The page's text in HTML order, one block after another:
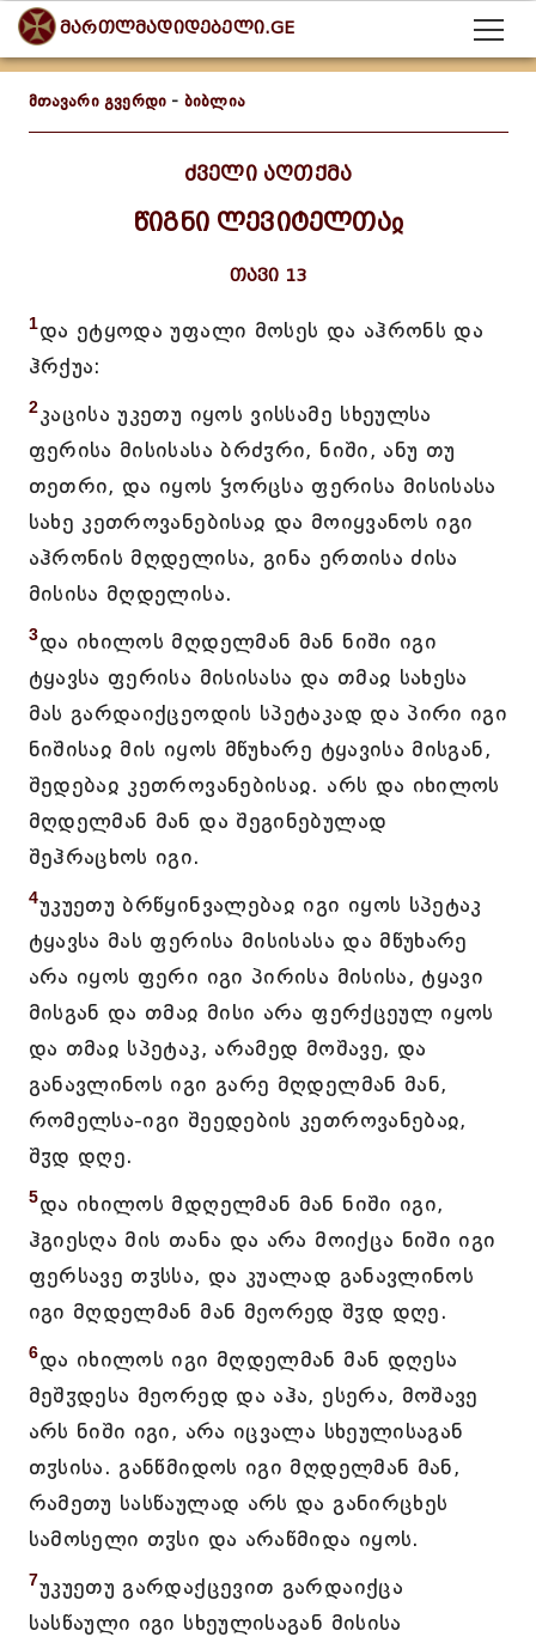
მართლმადიდებელი.GE
მთავარი გვერდი - ბიბლია
ძველი აღთქმა
წიგნი ლევიტელთაჲ
თავი 13
1და ეტყოდა უფალი მოსეს და აჰრონს და
ჰრქუა:
2კაცისა უკეთუ იყოს ვისსამე სხეულსა
ფერისა მისისასა ბრძჳრი, ნიში, ანუ თუ
თეთრი, და იყოს ჴორცსა ფერისა მისისასა
სახე კეთროვანებისაჲ და მოიყვანოს იგი
აჰრონის მღდელისა, გინა ერთისა ძისა
მისისა მღდელისა.
3და იხილოს მღდელმან მან ნიში იგი
ტყავსა ფერისა მისისასა და თმაჲ სახესა
მას გარდაიქცეოდის სპეტაკად და პირი იგი
ნიშისაჲ მის იყოს მწუხარე ტყავისა მისგან,
შედებაჲ კეთროვანებისაჲ. არს და იხილოს
მღდელმან მან და შეგინებულად
შეჰრაცხოს იგი.
4უკუეთუ ბრწყინვალებაჲ იგი იყოს სპეტაკ
ტყავსა მას ფერისა მისისასა და მწუხარე
არა იყოს ფერი იგი პირისა მისისა, ტყავი
მისგან და თმაჲ მისი არა ფერქცეულ იყოს
და თმაჲ სპეტაკ, არამედ მოშავე, და
განავლინოს იგი გარე მღდელმან მან,
რომელსა-იგი შეედების კეთროვანებაჲ,
შჳდ დღე.
5და იხილოს მდღელმან მან ნიში იგი,
ჰგიესღა მის თანა და არა მოიქცა ნიში იგი
ფერსავე თჳსსა, და კუალად განავლინოს
იგი მღდელმან მან მეორედ შჳდ დღე.
6და იხილოს იგი მღდელმან მან დღესა
მეშჳდესა მეორედ და აჰა, ესერა, მოშავე
არს ნიში იგი, არა იცვალა სხეულისაგან
თჳსისა. განწმიდოს იგი მღდელმან მან,
რამეთუ სასწაულად არს და განირცხეს
სამოსელი თჳსი და არაწმიდა იყოს.
7უკუეთუ გარდაქცევით გარდაიქცა
სასწაული იგი სხეულისაგან მისისა